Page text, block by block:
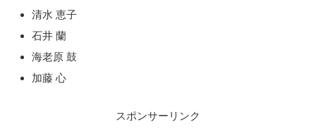
清水 恵子
石井 蘭
海老原 鼓
加藤 心
スポンサーリンク